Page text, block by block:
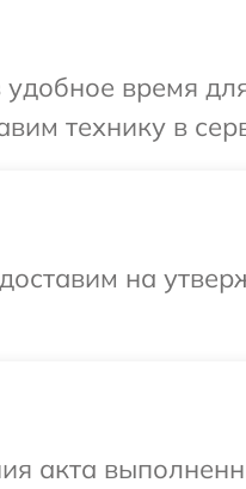
время
технику в
на
акта